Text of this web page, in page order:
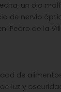
un ojo
de nervio
Pedro de la
de
luz y